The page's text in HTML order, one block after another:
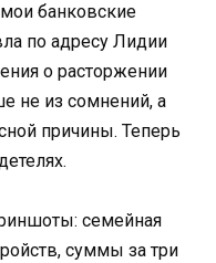
банковские
по адресу Лидии
о расторжении
не из сомнений, а
причины. Теперь
семейная
суммы за три